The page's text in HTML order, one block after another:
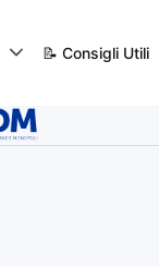
📝 Consigli Utili